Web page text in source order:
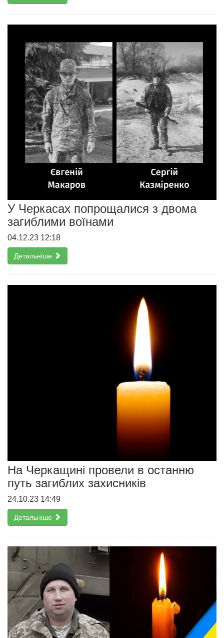
У Черкасах попрощалися з двома
загиблими воїнами
04.12.23 12:18
Детальніше
На Черкащині провели в останню
путь загиблих захисників
24.10.23 14:49
Детальніше